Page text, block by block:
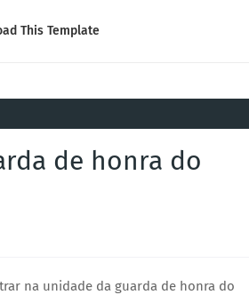
This Template
de honra do
na unidade da guarda de honra do